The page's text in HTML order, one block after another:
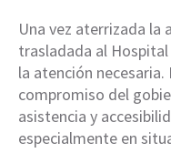
Una vez aterrizada la
trasladada al
la atención
compromiso del
asistencia y
especialmente en